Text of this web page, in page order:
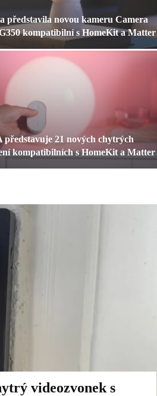
představila novou kameru Camera
kompatibilní s HomeKit a Matter
představuje 21 nových chytrých
kompatibilních s HomeKit a Matter
videozvonek s